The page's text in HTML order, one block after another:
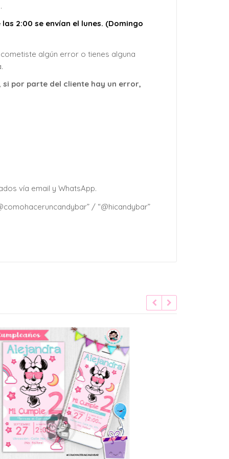
2:00 se envían el lunes. (Domingo
algún error o tienes alguna
si por parte del cliente hay un error,
vía email y WhatsApp.
/ “@hicandybar”